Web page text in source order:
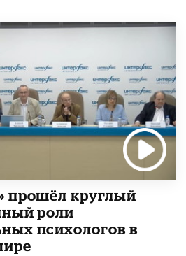
прошёл круглый
роли
психологов в